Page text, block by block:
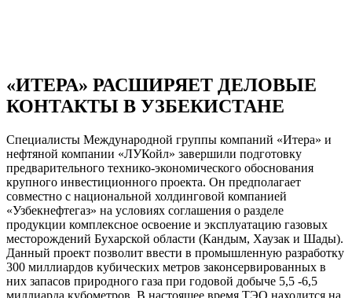
«ИТЕРА» РАСШИРЯЕТ ДЕЛОВЫЕ
КОНТАКТЫ В УЗБЕКИСТАНЕ
Специалисты Международной группы компаний «Итера» и
нефтяной компании «ЛУКойл» завершили подготовку
предварительного технико-экономического обоснования
крупного инвестиционного проекта. Он предполагает
совместно с национальной холдинговой компанией
«Узбекнефтегаз» на условиях соглашения о разделе
продукции комплексное освоение и эксплуатацию газовых
месторождений Бухарской области (Кандым, Хаузак и Шады).
Данный проект позволит ввести в промышленную разработку
300 миллиардов кубических метров законсервированных в
них запасов природного газа при годовой добыче 5,5 -6,5
миллиарда кубометров. В настоящее время ТЭО находится на